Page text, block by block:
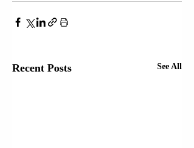
Recent Posts See All